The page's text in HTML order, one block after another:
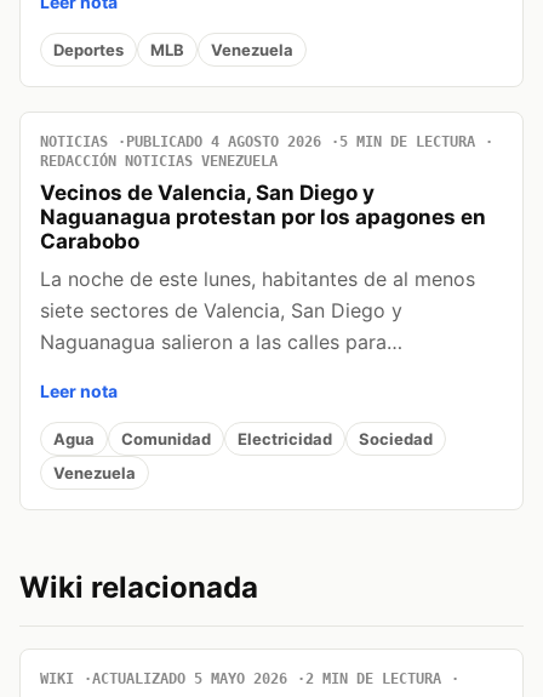
Deportes MLB Venezuela
NOTICIAS PUBLICADO 4 AGOSTO 2026
5 MIN DE LECTURA
REDACCIÓN NOTICIAS VENEZUELA
Vecinos de Valencia, San Diego y
Naguanagua protestan por los apagones en
Carabobo
La noche de este lunes, habitantes de al menos
siete sectores de Valencia, San Diego y
Naguanagua salieron a las calles para…
Leer nota
Agua Comunidad Electricidad
Sociedad
Venezuela
Wiki relacionada
WIKI ACTUALIZADO 5 MAYO 2026 2 MIN DE LECTURA